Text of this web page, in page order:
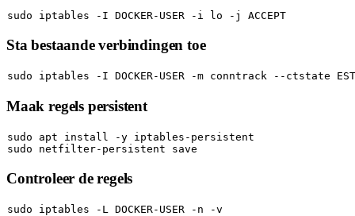
sudo
Sta bestaande verbindingen toe
sudo
Maak regels persistent
sudo
sudo
Controleer de regels
sudo